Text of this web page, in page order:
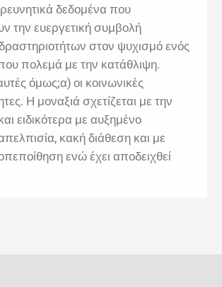
δεδομένα που
την ευεργετική συμβολή
στον ψυχισμό ενός
πολεμά με την κατάθλιψη.
όμως;α) οι κοινωνικές
Η μοναξιά σχετίζεται με την
ειδικότερα με αυξημένο
κακή διάθεση και με
ενώ έχει αποδειχθεί